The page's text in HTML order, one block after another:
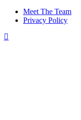
Meet The Team
Privacy Policy